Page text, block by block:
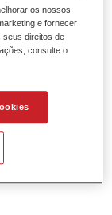
mesmo com
os nossos
e fornecer
seus direitos de
consulte o